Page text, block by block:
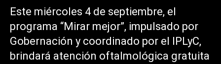
Este miércoles 4 de septiembre, el
programa “Mirar mejor”, impulsado por
Gobernación y coordinado por el IPLyC,
brindará atención oftalmológica gratuita